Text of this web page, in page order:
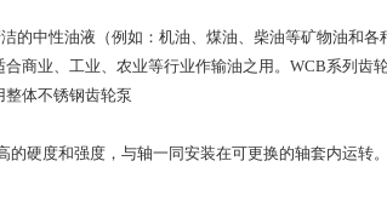
的中性油液（例如：机油、煤油、柴油等矿物油和各
商业、工业、农业等行业作输油之用。WCB系列齿
体不锈钢齿轮泵
硬度和强度，与轴一同安装在可更换的轴套内运转